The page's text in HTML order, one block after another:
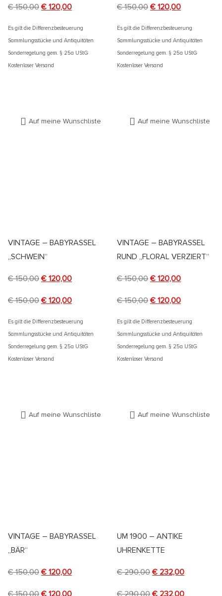
€150,00 € 120,00
Es gilt die Differenzbesteuerung
Sammlungsstücke und Antiquitäten
Sonderregelung gem. § 25a UStG
Kostenloser Versand
€150,00 € 120,00
Es gilt die Differenzbesteuerung
Sammlungsstücke und Antiquitäten
Sonderregelung gem. § 25a UStG
Kostenloser Versand
Auf meine Wunschliste
VINTAGE – BABYRASSEL
„SCHWEIN“
€150,00 € 120,00
€150,00 € 120,00
Es gilt die Differenzbesteuerung
Sammlungsstücke und Antiquitäten
Sonderregelung gem. § 25a UStG
Kostenloser Versand
Auf meine Wunschliste
VINTAGE – BABYRASSEL
RUND „FLORAL VERZIERT“
€150,00 € 120,00
€150,00 € 120,00
Es gilt die Differenzbesteuerung
Sammlungsstücke und Antiquitäten
Sonderregelung gem. § 25a UStG
Kostenloser Versand
Auf meine Wunschliste
VINTAGE – BABYRASSEL
„BÄR“
€150,00 € 120,00
€150,00 € 120,00
Auf meine Wunschliste
UM 1900 – ANTIKE
UHRENKETTE
€290,00 € 232,00
€290,00 € 232,00